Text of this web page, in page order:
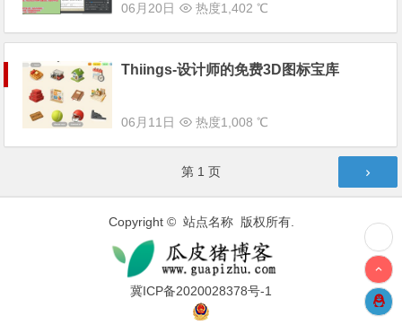
06月20日 热度1,402 ℃
Thiings-设计师的免费3D图标宝库
06月11日 热度1,008 ℃
第 1 页
Copyright © 站点名称 版权所有.
冀ICP备2020028378号-1